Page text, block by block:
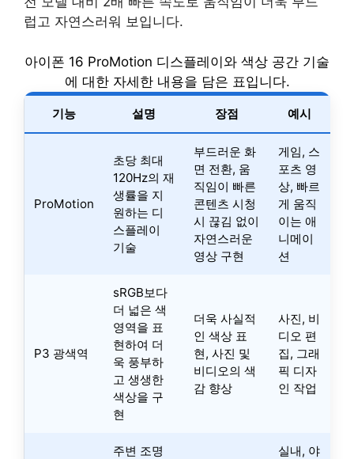
럽고 자연스러워 보입니다.
아이폰 16 ProMotion 디스플레이와 색상 공간 기술
에 대한 자세한 내용을 담은 표입니다.
기능 설명 장점 예시
ProMotion
초당 최대
120Hz의 재
생률을 지
원하는 디
스플레이
기술
부드러운 화
면 전환, 움
직임이 빠른
콘텐츠 시청
시 끊김 없이
자연스러운
영상 구현
게임, 스
포츠 영
상, 빠르
게 움직
이는 애
니메이
션
P3 광색역
sRGB보다
더 넓은 색
영역을 표
현하여 더
욱 풍부하
고 생생한
색상을 구
현
더욱 사실적
인 색상 표
현, 사진 및
비디오의 색
감 향상
사진, 비
디오 편
집, 그래
픽 디자
인 작업
주변 조명
실내, 야